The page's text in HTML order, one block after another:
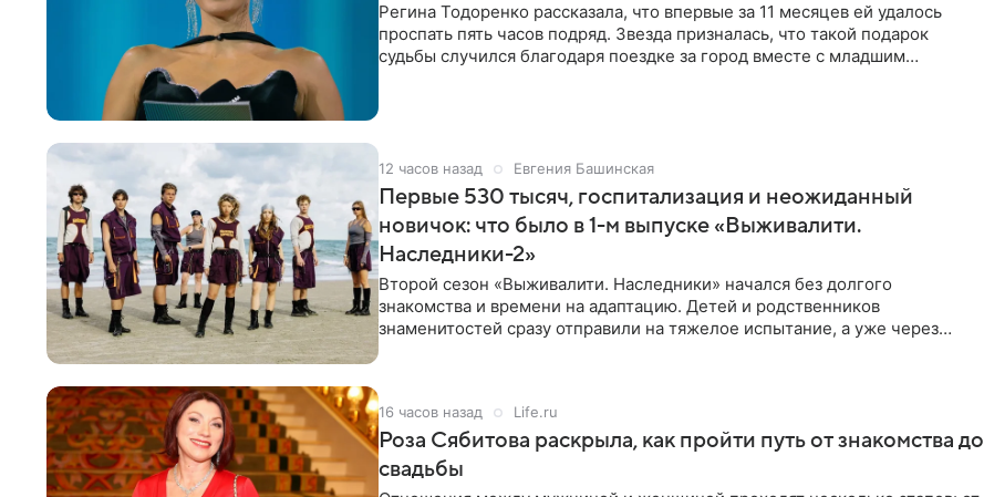
Регина Тодоренко рассказала, что впервые за 11 месяцев ей удалось
проспать пять часов подряд. Звезда призналась, что такой подарок
судьбы случился благодаря поездке за город вместе с младшим
12 часов назад Евгения Башинская
Первые 530 тысяч, госпитализация и неожиданный
новичок: что было в 1-м выпуске «Выживалити.
Наследники-2»
Второй сезон «Выживалити. Наследники» начался без долгого
знакомства и времени на адаптацию. Детей и родственников
знаменитостей сразу отправили на тяжелое испытание, а уже через
16 часов назад Life.ru
Роза Сябитова раскрыла, как пройти путь от знакомства до
свадьбы